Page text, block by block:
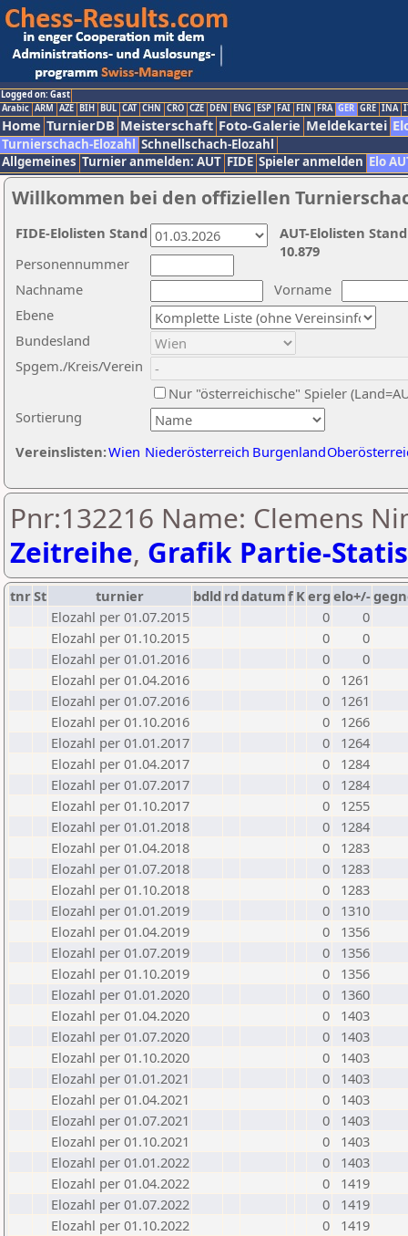
Logged on: Gast
Arabic ARM AZE BIH BUL CAT CHN CRO CZE DEN ENG ESP FAI FIN FRA GER GRE INA
Home TurnierDB Meisterschaft Foto-Galerie Meldekartei
Turnierschach-Elozahl Schnellschach-Elozahl
Allgemeines Turnier anmelden: AUT FIDE Spieler anmelden Elo
Willkommen bei den offiziellen
Nachname
Vorname
Ebene
Sortierung
Personennummer
Bundesland
Spgem./Kreis/Verein
Nur "österreichische" Spieler
Vereinslisten:Wien Niederösterreich Burgenland
AUT-Elolisten
10.879
FIDE-Elolisten Stand
Pnr:132216 Name: Clemens
Zeitreihe, Grafik Partie-
tnrSt turnier bdld rd datumf Kerg elo+/-
Elozahl per 01.07.2015
0
0
Elozahl per 01.10.2015
0
0
Elozahl per 01.01.2016
0
0
Elozahl per 01.04.2016
0
1261
Elozahl per 01.07.2016
0
1261
Elozahl per 01.10.2016
0
1266
Elozahl per 01.01.2017
0
1264
Elozahl per 01.04.2017
0
1284
Elozahl per 01.07.2017
0
1284
Elozahl per 01.10.2017
0
1255
Elozahl per 01.01.2018
0
1284
Elozahl per 01.04.2018
0
1283
Elozahl per 01.07.2018
0
1283
Elozahl per 01.10.2018
0
1283
Elozahl per 01.01.2019
0
1310
Elozahl per 01.04.2019
0
1356
Elozahl per 01.07.2019
0
1356
Elozahl per 01.10.2019
0
1356
Elozahl per 01.01.2020
0
1360
Elozahl per 01.04.2020
0
1403
Elozahl per 01.07.2020
0
1403
Elozahl per 01.10.2020
0
1403
Elozahl per 01.01.2021
0
1403
Elozahl per 01.04.2021
0
1403
Elozahl per 01.07.2021
0
1403
Elozahl per 01.10.2021
0
1403
Elozahl per 01.01.2022
0
1403
Elozahl per 01.04.2022
0
1419
Elozahl per 01.07.2022
0
1419
Elozahl per 01.10.2022
0
1419